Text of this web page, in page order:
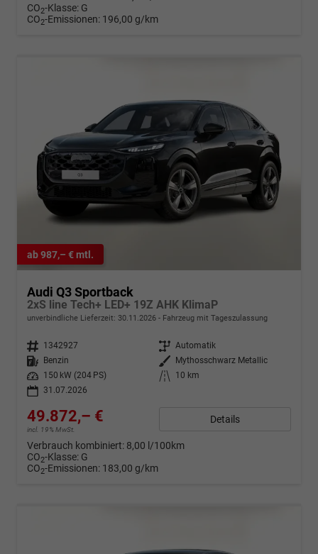
CO2-Klasse: G
CO2-Emissionen: 196,00 g/km
ab 987,– € mtl.
Audi Q3 Sportback
2xS line Tech+ LED+ 19Z AHK KlimaP
unverbindliche Lieferzeit: 30.11.2026 Fahrzeug mit Tageszulassung
Fahrzeugnr. 1342927 Getriebe Automatik
Kraftstoff
Benzin Außenfarbe
Mythosschwarz Metallic
Leistung
150 kW (204 PS) Kilometerstand
10 km
31.07.2026
49.872,– €
incl. 19% MwSt.
Details
Verbrauch kombiniert: 8,00 l/100km
CO2-Klasse: G
CO2-Emissionen: 183,00 g/km